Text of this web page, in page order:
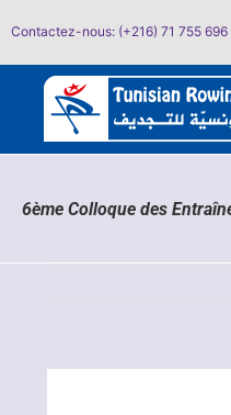
auContactez-nous: (+216) 71 755 696
6ème Colloque des